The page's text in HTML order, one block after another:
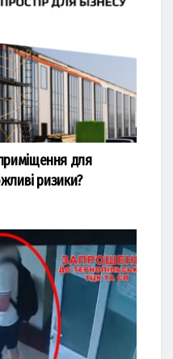
для
ризики?